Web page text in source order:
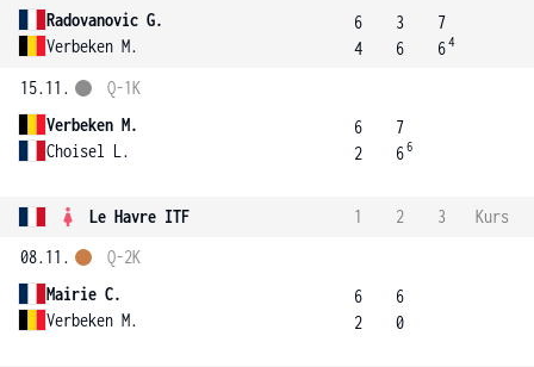
Radovanovic G.
Verbeken M.
6
4
3
6
7
64
15.11.
Verbeken M.
Choisel L.
Q-1K
6
2
7
66
Le Havre ITF 1 2 3
Kurs
08.11.
Mairie C.
Verbeken M.
Q-2K
6
2
6
0